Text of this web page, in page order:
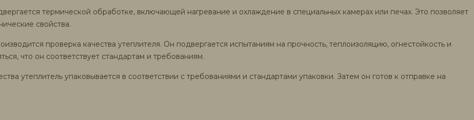
термической обработке, включающей нагревание и охлаждение в специальных камерах или печах. Это позволяет
свойства.
проверка качества утеплителя. Он подвергается испытаниям на прочность, теплоизоляцию, огнестойкость и
что он соответствует стандартам и требованиям.
утеплитель упаковывается в соответствии с требованиями и стандартами упаковки. Затем он готов к отправке на